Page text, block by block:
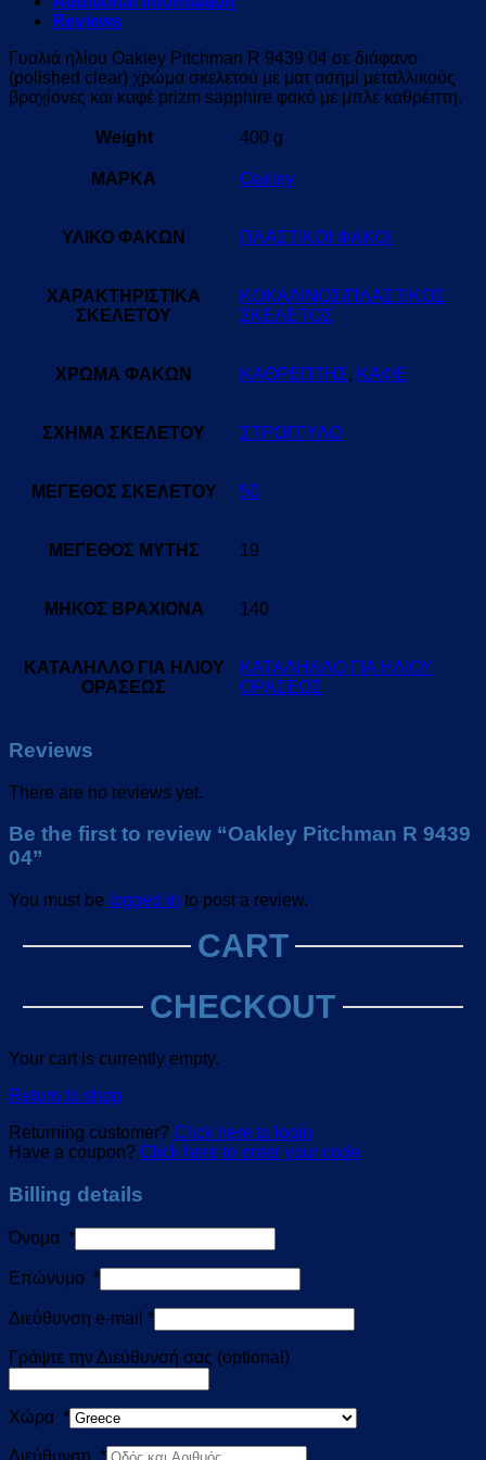
Reviews
Γυαλιά ηλίου Oakley Pitchman R 9439 04 σε διάφανο
(polished clear) χρώμα σκελετού με ματ ασημί μεταλλικούς
βραχίονες και καφέ prizm sapphire φακό με μπλε καθρέπτη.
Weight 400 g
ΜΑΡΚΑ Oakley
ΥΛΙΚΟ ΦΑΚΩΝ ΠΛΑΣΤΙΚΟΙ ΦΑΚΟΙ
ΧΑΡΑΚΤΗΡΙΣΤΙΚΑ
ΣΚΕΛΕΤΟΥ
ΚΟΚΑΛΙΝΟΣ/ΠΛΑΣΤΙΚΟΣ
ΣΚΕΛΕΤΟΣ
ΧΡΩΜΑ ΦΑΚΩΝ ΚΑΘΡΕΠΤΗΣ, ΚΑΦΕ
ΣΧΗΜΑ ΣΚΕΛΕΤΟΥ ΣΤΡΟΓΓΥΛΟ
ΜΕΓΕΘΟΣ ΣΚΕΛΕΤΟΥ 50
ΜΕΓΕΘΟΣ ΜΥΤΗΣ 19
ΜΗΚΟΣ ΒΡΑΧΙΟΝΑ 140
ΚΑΤΑΛΗΛΛΟ ΓΙΑ ΗΛΙΟΥ
ΟΡΑΣΕΩΣ
ΚΑΤΑΛΗΛΛΟ ΓΙΑ ΗΛΙΟΥ
ΟΡΑΣΕΩΣ
Reviews
There are no reviews yet.
Be the first to review “Oakley Pitchman R 9439
04”
You must be logged in to post a review.
CART
CHECKOUT
Your cart is currently empty.
Return to shop
Returning customer? Click here to login
Have a coupon? Click here to enter your code
Billing details
Όνομα *
Επώνυμο *
Διεύθυνση e-mail *
Γράψτε την Διεύθυνσή σας (optional)
Χώρα *
Διεύθυνση *